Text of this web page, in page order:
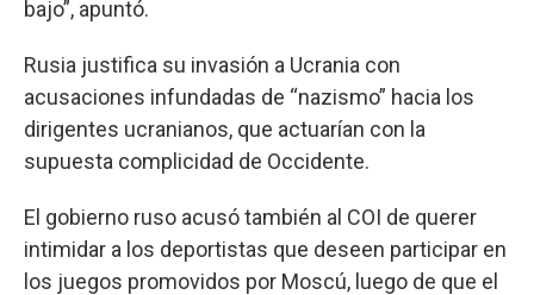
bajo”, apuntó.
Rusia justifica su invasión a Ucrania con
acusaciones infundadas de “nazismo” hacia los
dirigentes ucranianos, que actuarían con la
supuesta complicidad de Occidente.
El gobierno ruso acusó también al COI de querer
intimidar a los deportistas que deseen participar en
los juegos promovidos por Moscú, luego de que el